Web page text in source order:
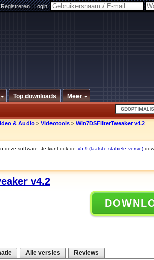
Registreren|Login:
Top downloads Meer
& Audio > Videotools > Win7DSFilterTweaker v4.2
deze software. Je kunt ook de v5.9 (laatste stabiele versie)
v4.2
Alle versies Reviews